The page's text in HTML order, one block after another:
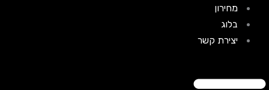
מחירון
בלוג
יצירת קשר